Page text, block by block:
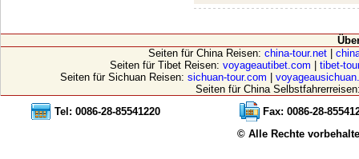
Seiten für China Reisen: china-tour.net|
Seiten für Tibet Reisen: voyageautibet.com
tibet-
Seiten für Sichuan Reisen: sichuan-tour.com
Seiten für China
Tel: 0086-28-85541220
Fax: 0086-28-
© Alle Rechte